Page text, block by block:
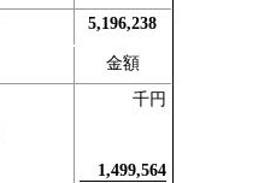
5,196,238
金額
千円
1,499,564